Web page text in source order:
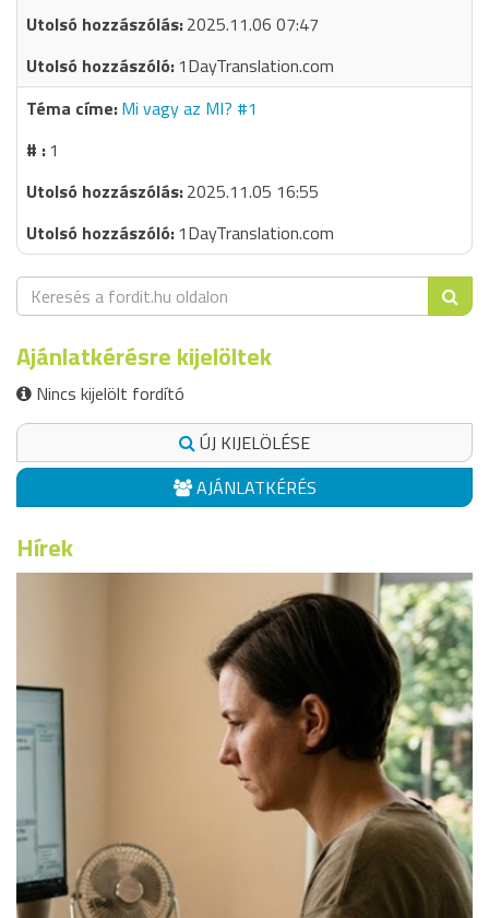
2025.11.06 07:47
1DayTranslation.com
Mi vagy az MI? #1
1
2025.11.05 16:55
1DayTranslation.com
Ajánlatkérésre kijelöltek
Nincs kijelölt fordító
ÚJ KIJELÖLÉSE
AJÁNLATKÉRÉS
Hírek